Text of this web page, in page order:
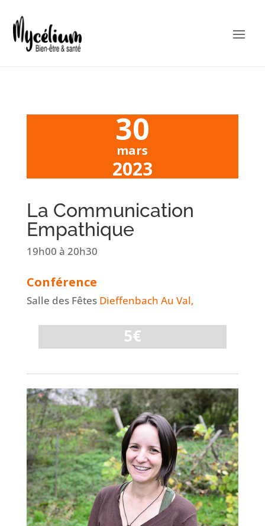
30
mars
2023
La Communication
Empathique
19h00 à 20h30
Conférence
Salle des Fêtes Dieffenbach Au Val,
5€